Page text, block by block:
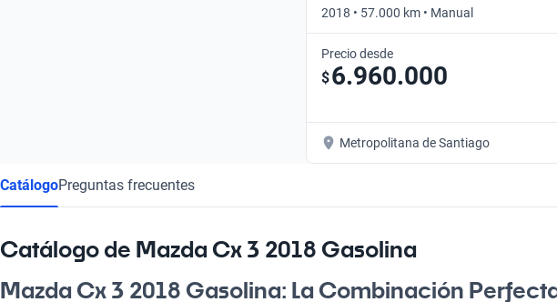
2018 • 57.000 km • Manual
Precio desde
$6.960.000
Metropolitana de Santiago
CatálogoPreguntas frecuentes
Catálogo de Mazda Cx 3 2018 Gasolina
Mazda Cx 3 2018 Gasolina: La Combinación